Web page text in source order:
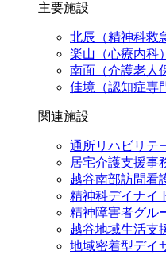
主要施設
北辰（精神科救
楽山（心療内科）
南面（介護老人
佳境（認知症専
関連施設
通所リハビリテ
居宅介護支援事
越谷南部訪問看
精神科デイナイ
精神障害者グル
越谷地域生活支
地域密着型デイ